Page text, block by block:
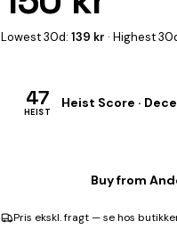
Lowest 30d: 139 kr · Highest
47
HEIST
Heist Score ·
Buy from
Pris ekskl. fragt — se hos